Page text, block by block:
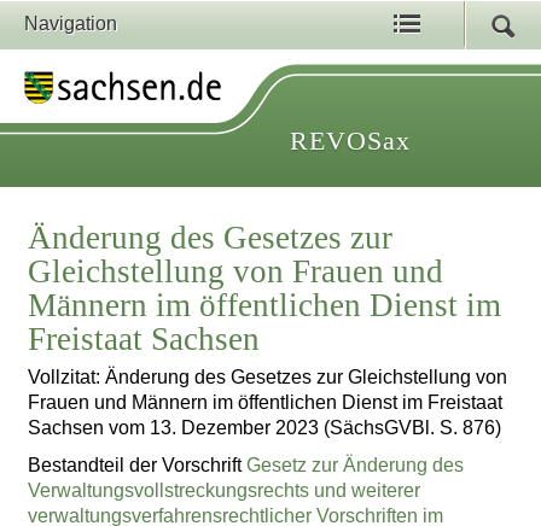
Navigation
REVOSax
Änderung des Gesetzes zur
Gleichstellung von Frauen und
Männern im öffentlichen Dienst im
Freistaat Sachsen
Vollzitat: Änderung des Gesetzes zur Gleichstellung von
Frauen und Männern im öffentlichen Dienst im Freistaat
Sachsen vom 13. Dezember 2023 (SächsGVBl. S. 876)
Bestandteil der VorschriftGesetz zur Änderung des
Verwaltungsvollstreckungsrechts und weiterer
verwaltungsverfahrensrechtlicher Vorschriften im